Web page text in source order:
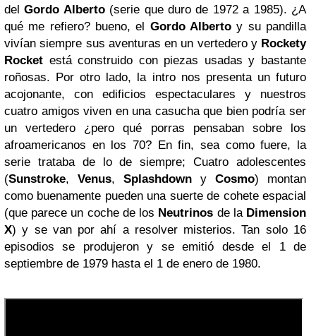
delGordo Alberto(serie que duro de 1972 a 1985). ¿A
qué me refiero? bueno, el Gordo Alberto y su pandilla
vivían siempre sus aventuras en un vertedero y Rockety
Rocket está construido con piezas usadas y bastante
roñosas. Por otro lado, la intro nos presenta un futuro
acojonante, con edificios espectaculares y nuestros
cuatro amigos viven en una casucha que bien podría ser
un vertedero ¿pero qué porras pensaban sobre los
afroamericanos en los 70? En fin, sea como fuere, la
serie trataba de lo de siempre; Cuatro adolescentes
(Sunstroke, Venus, Splashdown y Cosmo) montan
como buenamente pueden una suerte de cohete espacial
(que parece un coche de los Neutrinos de la Dimension
X) y se van por ahí a resolver misterios. Tan solo 16
episodios se produjeron y se emitió desde el 1 de
septiembre de 1979 hasta el 1 de enero de 1980.